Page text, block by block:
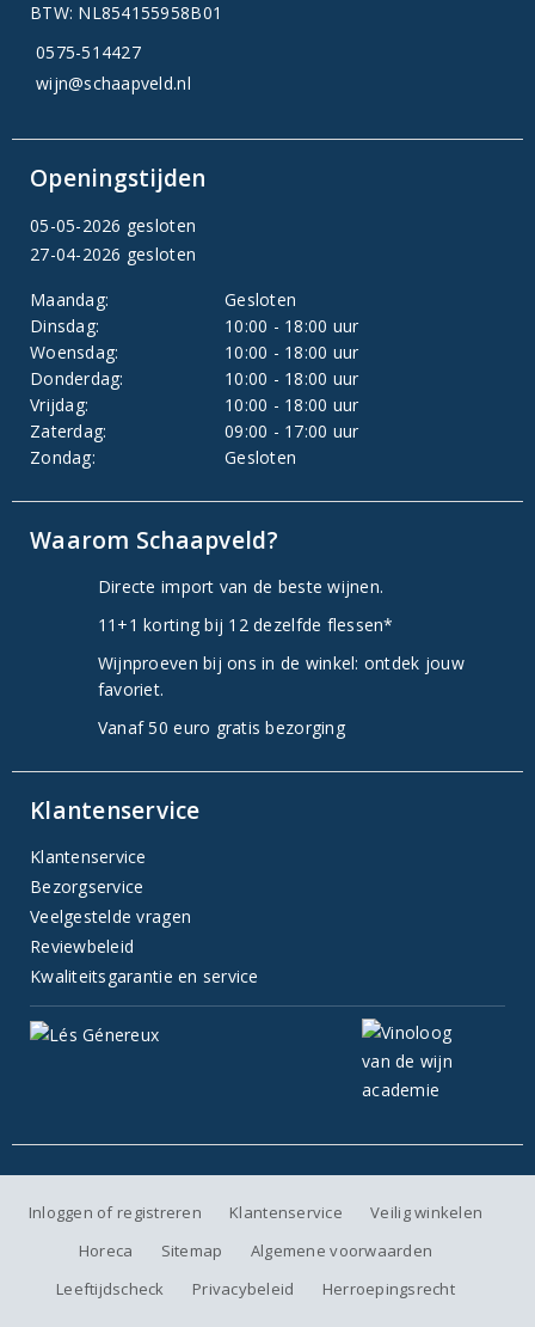
BTW: NL854155958B01
0575-514427
wijn@schaapveld.nl
Openingstijden
05-05-2026 gesloten
27-04-2026 gesloten
Maandag:
Gesloten
Dinsdag:
10:00 - 18:00 uur
Woensdag:
10:00 - 18:00 uur
Donderdag:
10:00 - 18:00 uur
Vrijdag:
10:00 - 18:00 uur
Zaterdag:
09:00 - 17:00 uur
Zondag:
Gesloten
Waarom Schaapveld?
Directe import van de beste wijnen.
11+1 korting bij 12 dezelfde flessen*
Wijnproeven bij ons in de winkel: ontdek jouw
favoriet.
Vanaf 50 euro gratis bezorging
Klantenservice
Klantenservice
Bezorgservice
Veelgestelde vragen
Reviewbeleid
Kwaliteitsgarantie en service
Inloggen of registreren Klantenservice
Veilig winkelen
Horeca
Sitemap
Algemene voorwaarden
Leeftijdscheck
Privacybeleid Herroepingsrecht